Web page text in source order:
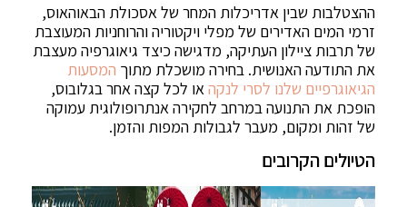
ההצטלבות שבין אדריכלות המחר של אסכולת הבאוהאוס,
זרמי המים האדירים של מפלי ויקטוריה והרוחניות המעוצבת
של תרבות ציילון העתיקה, מדגישה כיצד גיאוגרפיה מעצבת
את התודעה האנושית. בחירה מושכלת מתוך המסעות
הגיאוגרפיים שלנו לסרי לנקה או לכל קצה אחר בגלובוס,
הופכת את התנועה במרחב לחקירה אנתרופולוגית עמוקה
של זהות ומקום, מעבר לגבולות המפות והזמן.
הטיולים הקרובים